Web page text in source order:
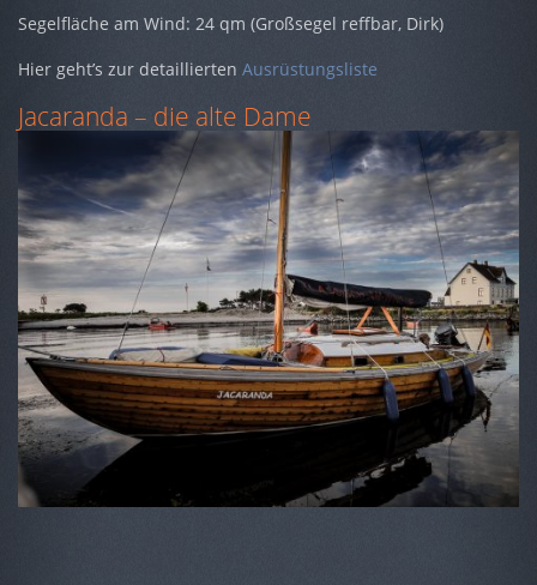
Segelfläche am Wind: 24 qm (Großsegel reffbar, Dirk)
Hier geht’s zur detaillierten Ausrüstungsliste
Jacaranda – die alte Dame